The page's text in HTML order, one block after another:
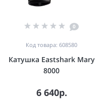
0
Код товара: 608580
Катушка Eastshark Mary
8000
6 640р.